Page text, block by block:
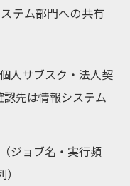
テム部門への共有
人サブスク・法人契
先は情報システム
ジョブ名・実行頻